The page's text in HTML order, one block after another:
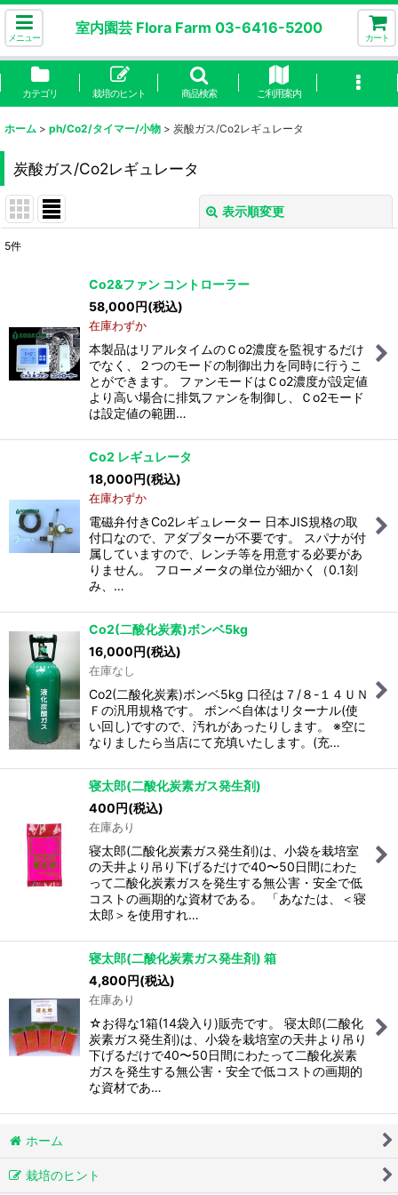
メニュー
室内園芸 Flora Farm 03-6416-5200
カート
カテゴリ 栽培のヒント 商品検索 ご利用案内
ホーム > ph/Co2/タイマー/小物 > 炭酸ガス/Co2レギュレータ
炭酸ガス/Co2レギュレータ
表示順変更
絞り込む
5件
Co2&ファン コントローラー
58,000円(税込)
在庫わずか
本製品はリアルタイムのＣo2濃度を監視するだけ
でなく、２つのモードの制御出力を同時に行うこ
とができます。 ファンモードはＣo2濃度が設定値
より高い場合に排気ファンを制御し、Ｃo2モード
は設定値の範囲…
Co2 レギュレータ
18,000円(税込)
在庫わずか
電磁弁付きCo2レギュレーター 日本JIS規格の取
付口なので、アダプターが不要です。 スパナが付
属していますので、レンチ等を用意する必要があ
りません。 フローメータの単位が細かく（0.1刻
み、…
Co2(二酸化炭素)ボンベ5kg
16,000円(税込)
在庫なし
Co2(二酸化炭素)ボンベ5kg 口径は７/８-１４ＵＮ
Ｆの汎用規格です。 ボンベ自体はリターナル(使
い回し)ですので、汚れがあったりします。 ※空に
なりましたら当店にて充填いたします。(充…
寝太郎(二酸化炭素ガス発生剤)
400円(税込)
在庫あり
寝太郎(二酸化炭素ガス発生剤)は、小袋を栽培室
の天井より吊り下げるだけで40〜50日間にわた
って二酸化炭素ガスを発生する無公害・安全で低
コストの画期的な資材である。 「あなたは、＜寝
太郎＞を使用すれ…
寝太郎(二酸化炭素ガス発生剤) 箱
4,800円(税込)
在庫あり
☆お得な1箱(14袋入り)販売です。 寝太郎(二酸化
炭素ガス発生剤)は、小袋を栽培室の天井より吊り
下げるだけで40〜50日間にわたって二酸化炭素
ガスを発生する無公害・安全で低コストの画期的
な資材であ…
ホーム
栽培のヒント